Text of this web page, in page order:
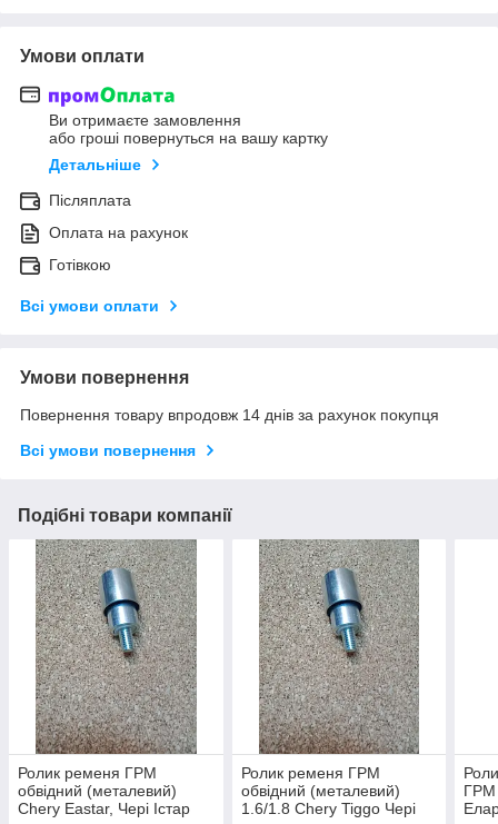
Умови оплати
Ви отримаєте замовлення
або гроші повернуться на вашу картку
Детальніше
Післяплата
Оплата на рахунок
Готівкою
Всі умови оплати
Умови повернення
Повернення товару впродовж 14 днів за рахунок покупця
Всі умови повернення
Подібні товари компанії
Ролик ременя ГРМ
обвідний (металевий)
Chery Eastar, Чері Істар
Ролик ременя ГРМ
обвідний (металевий)
1.6/1.8 Chery Tiggo Чері
ГРМ